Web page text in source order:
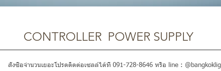
CONTROLLER POWER SUPPLY
สั่งซื้อจำนวนเยอะโปรดติดต่อเซลล์ได้ที่ 091-728-8646 หรือ line :